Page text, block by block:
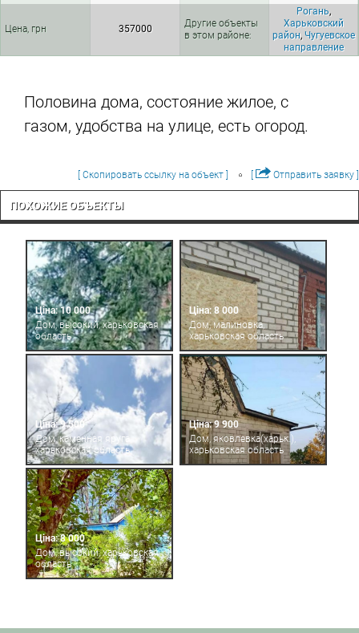
Цена, грн 357000
Другие объекты
в этом районе:
Рогань,
Харьковский
район, Чугуевское
направление
Половина дома, состояние жилое, с
газом, удобства на улице, есть огород.
[ Скопировать ссылку на объект ] Отправить заявку ]
ПОХОЖИЕ ОБЪЕКТЫ
Ціна: 10 000
Дом, высокий, харьковская
область
Ціна: 8 000
Дом, малиновка,
харьковская область
Ціна: 9 500
Дом, каменная яруга,
харьковская область
Ціна: 9 900
Дом, яковлевка(харьк.),
харьковская область
Ціна: 8 000
Дом, высокий, харьковская
область